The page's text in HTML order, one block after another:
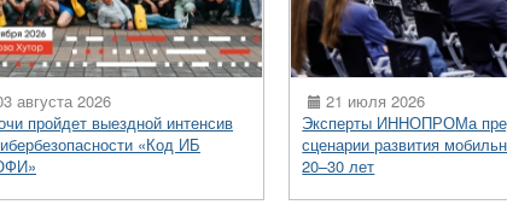
августа 2026
пройдет выездной интенсив
«Код ИБ
21 июля 2026
Эксперты ИННОПРОМа
сценарии развития
20–30 лет